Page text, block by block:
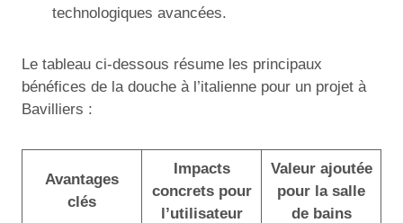
technologiques avancées.
Le tableau ci-dessous résume les principaux
bénéfices de la douche à l’italienne pour un projet à
Bavilliers :
Avantages
clés
Impacts
concrets pour
l’utilisateur
Valeur ajoutée
pour la salle
de bains